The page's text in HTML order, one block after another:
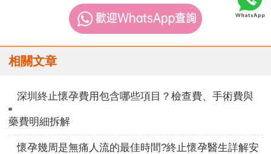
相關文章
深圳終止懷孕費用包含哪些項目？檢查費、手術費與
藥費明細拆解
懷孕幾周是無痛人流的最佳時間?終止懷孕醫生詳解安